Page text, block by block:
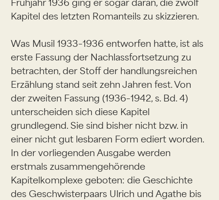
Frühjahr 1936 ging er sogar daran, die zwölf
Kapitel des letzten Romanteils zu skizzieren.
Was Musil 1933–1936 entworfen hatte, ist als
erste Fassung der Nachlassfortsetzung zu
betrachten, der Stoff der handlungsreichen
Erzählung stand seit zehn Jahren fest. Von
der zweiten Fassung (1936–1942, s. Bd. 4)
unterscheiden sich diese Kapitel
grundlegend. Sie sind bisher nicht bzw. in
einer nicht gut lesbaren Form ediert worden.
In der vorliegenden Ausgabe werden
erstmals zusammengehörende
Kapitelkomplexe geboten: die Geschichte
des Geschwisterpaars Ulrich und Agathe bis